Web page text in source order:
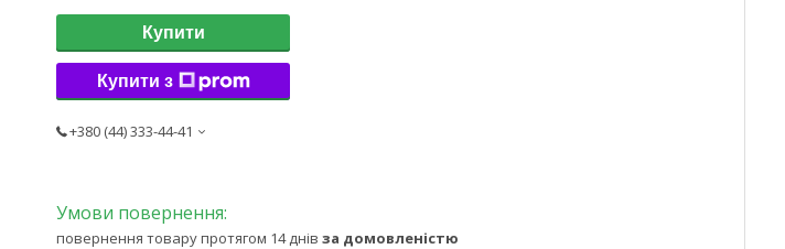
Купити
Купити з
+380 (44) 333-44-41
повернення товару протягом 14 днів за домовленістю